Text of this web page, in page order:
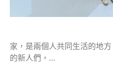
家，是兩個人共同生活的地
的新人們，…